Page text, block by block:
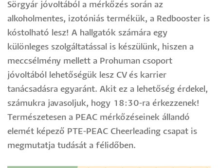
Sörgyár jóvoltából a mérkőzés során az
alkoholmentes, izotóniás termékük, a Redbooster is
kóstolható lesz! A hallgatók számára egy
különleges szolgáltatással is készülünk, hiszen a
meccsélmény mellett a Prohuman csoport
jóvoltából lehetőségük lesz CV és karrier
tanácsadásra egyaránt. Akit ez a lehetőség érdekel,
számukra javasoljuk, hogy 18:30-ra érkezzenek!
Természetesen a PEAC mérkőzéseinek állandó
elemét képező PTE-PEAC Cheerleading csapat is
megmutatja tudását a félidőben.